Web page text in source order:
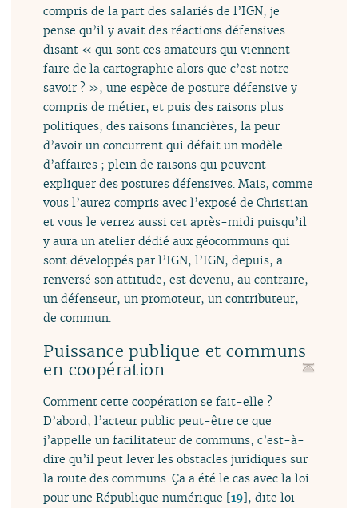
compris de la part des salariés de l’IGN, je
pense qu’il y avait des réactions défensives
disant « qui sont ces amateurs qui viennent
faire de la cartographie alors que c’est notre
savoir ? », une espèce de posture défensive y
compris de métier, et puis des raisons plus
politiques, des raisons financières, la peur
d’avoir un concurrent qui défait un modèle
d’affaires ; plein de raisons qui peuvent
expliquer des postures défensives. Mais, comme
vous l’aurez compris avec l’exposé de Christian
et vous le verrez aussi cet après-midi puisqu’il
y aura un atelier dédié aux géocommuns qui
sont développés par l’IGN, l’IGN, depuis, a
renversé son attitude, est devenu, au contraire,
un défenseur, un promoteur, un contributeur,
de commun.
Puissance publique et communs
en coopération
Comment cette coopération se fait-elle ?
D’abord, l’acteur public peut-être ce que
j’appelle un facilitateur de communs, c’est-à-
dire qu’il peut lever les obstacles juridiques sur
la route des communs. Ça a été le cas avec la loi
pour une République numérique [19], dite loi